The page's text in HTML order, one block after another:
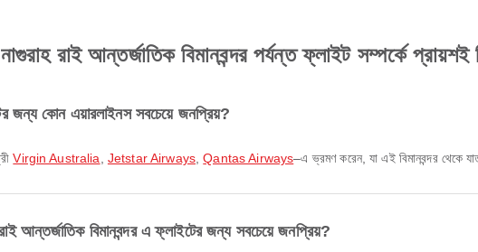
নাগুরাহ রাই আন্তর্জাতিক বিমানবন্দর পর্যন্ত ফ্লাইট সম্পর্কে প্রায়শই
জন্য কোন এয়ারলাইনস সবচেয়ে জনপ্রিয়?
Virgin Australia Jetstar Airways ,Qantas Airways–এ ভ্রমণ করেন, যা এই বিমানবন্দর থেকে
আন্তর্জাতিক বিমানবন্দর এ ফ্লাইটের জন্য সবচেয়ে জনপ্রিয়?